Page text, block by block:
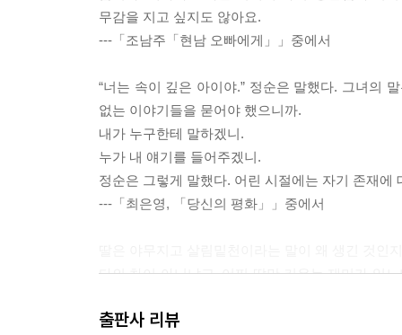
무감을 지고 싶지도 않아요.
---「조남주「현남 오빠에게」」중에서
“너는 속이 깊은 아이야.” 정순은 말했다. 그녀의
없는 이야기들을 묻어야 했으니까.
내가 누구한테 말하겠니.
누가 내 얘기를 들어주겠니.
정순은 그렇게 말했다. 어린 시절에는 자기 존재
---「최은영, 「당신의 평화」」중에서
다의 차이 아니냐고, 어찌 딸만 키우는 재미가 있
---「김이설, 「경년更年」」중에서
출판사 리뷰